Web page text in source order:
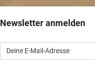
Newsletter anmelden